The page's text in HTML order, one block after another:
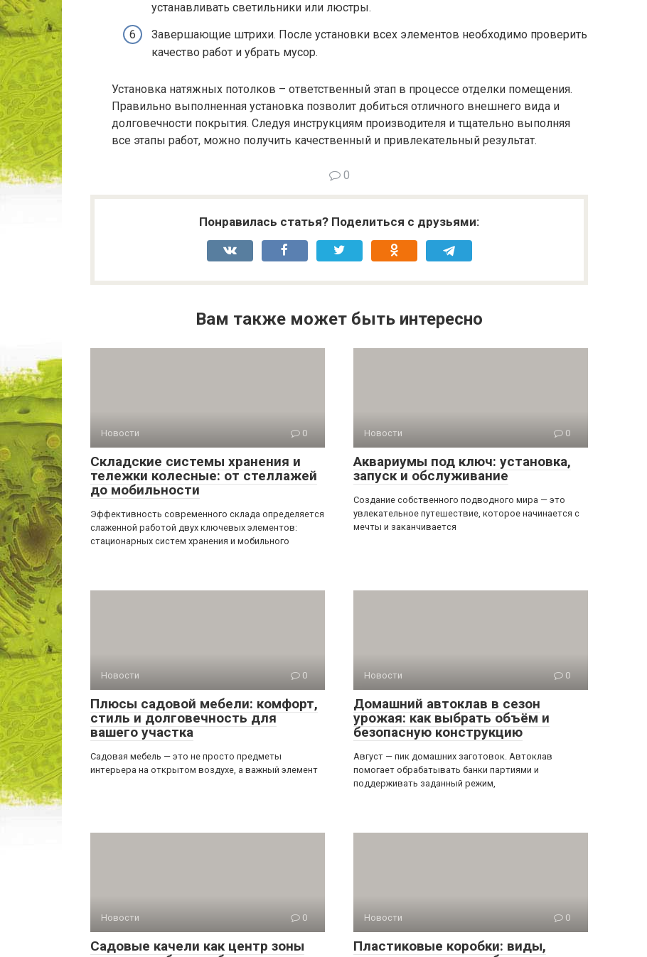
устанавливать светильники или люстры.
Завершающие штрихи. После установки всех элементов необходимо проверить
качество работ и убрать мусор.
Установка натяжных потолков – ответственный этап в процессе отделки помещения.
Правильно выполненная установка позволит добиться отличного внешнего вида и
долговечности покрытия. Следуя инструкциям производителя и тщательно выполняя
все этапы работ, можно получить качественный и привлекательный результат.
0
Понравилась статья? Поделиться с друзьями:
Вам также может быть интересно
Новости 0
Складские системы хранения и
тележки колесные: от стеллажей
до мобильности
Эффективность современного склада определяется
слаженной работой двух ключевых элементов:
стационарных систем хранения и мобильного
Новости 0
Аквариумы под ключ: установка,
запуск и обслуживание
Создание собственного подводного мира — это
увлекательное путешествие, которое начинается с
мечты и заканчивается
Новости 0
Плюсы садовой мебели: комфорт,
стиль и долговечность для
вашего участка
Садовая мебель — это не просто предметы
интерьера на открытом воздухе, а важный элемент
Новости 0
Домашний автоклав в сезон
урожая: как выбрать объём и
безопасную конструкцию
Август — пик домашних заготовок. Автоклав
помогает обрабатывать банки партиями и
поддерживать заданный режим,
Новости 0
Садовые качели как центр зоны
Новости 0
Пластиковые коробки: виды,